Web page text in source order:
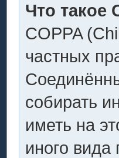
Что такое
COPPA
частных
собирать
иметь на
иного